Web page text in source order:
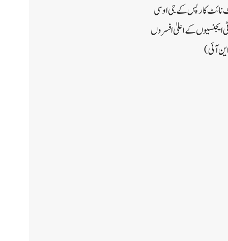
نائٹ کارپس کے جی او سی
ایجنسیوں کے اعلیٰ افسروں
آئی)